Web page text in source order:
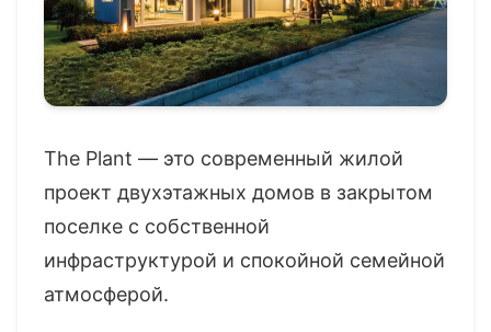
The Plant — это современный жилой
проект двухэтажных домов в закрытом
поселке с собственной
инфраструктурой и спокойной семейной
атмосферой.